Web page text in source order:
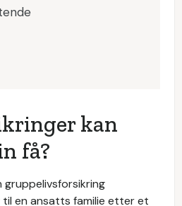
kan
få?
gruppelivsforsikring
en ansatts familie etter et